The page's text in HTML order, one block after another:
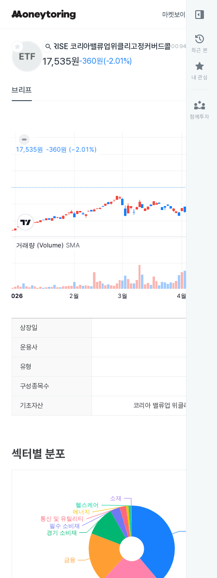
마켓보이스
star search RISE 코리아밸류업위클리고정커버드콜0094M0
17,535원-360원(-2.01%)
브리프
right_panel_open
history
최근 본
star
내 관심
partner_exchange
함께투자